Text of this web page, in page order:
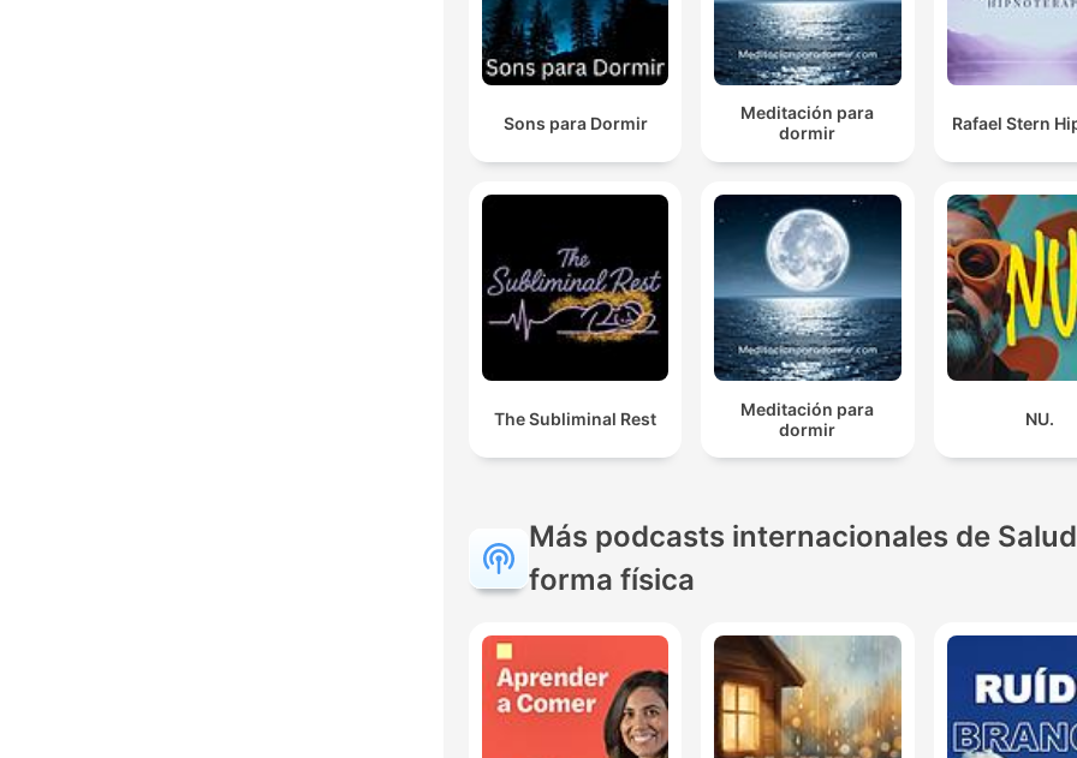
Sons para Dormir
Meditación para
dormir
Rafael Stern
The Subliminal Rest
Meditación para
dormir
NU.
Más podcasts internacionales de
forma física